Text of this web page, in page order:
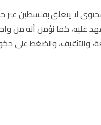
لا يتعلق بفلسطين عبر
عليه، كما نؤمن أنه من
والتثقيف، والضغط على